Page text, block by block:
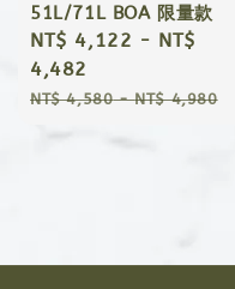
51L/71L BOA 限量款
Sale
price
NT$ 4,122 - NT$
4,482
Regular
NT$ 4,580-NT$ 4,980